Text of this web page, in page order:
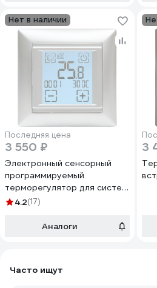
Нет в наличии
Последняя цена
3 550 ₽
Электронный сенсорный
программируемый
терморегулятор для систем
нагрева SPYHEAT ( +15с-
4.2(17)
Аналоги
3
Часто ищут